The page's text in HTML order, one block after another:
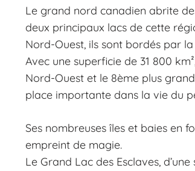
Le grand nord canadien abrite
deux principaux lacs de cette
Nord-Ouest, ils sont bordés par
Avec une superficie de 31 800
Nord-Ouest et le 8ème plus
place importante dans la vie du
Ses nombreuses îles et baies en
empreint de magie.
Le Grand Lac des Esclaves,